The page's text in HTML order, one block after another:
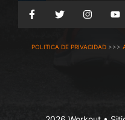
POLITICA DE PRIVACIDAD>>>